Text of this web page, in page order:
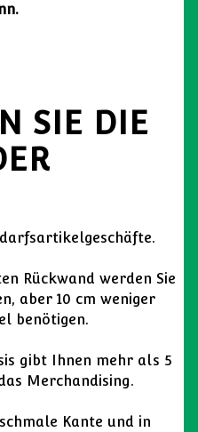
SIE DIE
Rückwand werden Sie
aber 10 cm weniger
benötigen.
gibt Ihnen mehr als 5
Merchandising.
Kante und in